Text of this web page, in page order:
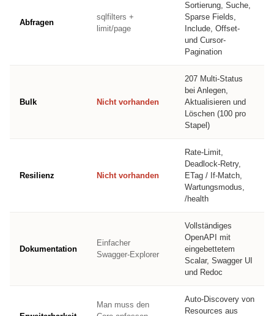
Abfragen
sqlfilters +
limit/page
Sortierung, Suche,
Sparse Fields,
Include, Offset-
und Cursor-
Pagination
Bulk Nicht vorhanden
207 Multi-Status
bei Anlegen,
Aktualisieren und
Löschen (100 pro
Stapel)
Resilienz Nicht vorhanden
Rate-Limit,
Deadlock-Retry,
ETag / If-Match,
Wartungsmodus,
/health
Dokumentation
Einfacher
Swagger-Explorer
Vollständiges
OpenAPI mit
eingebettetem
Scalar, Swagger UI
und Redoc
Man muss den
Auto-Discovery von
Resources aus